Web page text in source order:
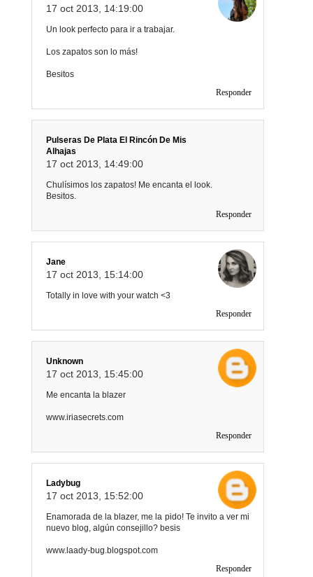
17 oct 2013, 14:19:00
Un look perfecto para ir a trabajar.
Los zapatos son lo más!
Besitos
Responder
Pulseras De Plata El Rincón De Mis
Alhajas
17 oct 2013, 14:49:00
Chulísimos los zapatos! Me encanta el look.
Besitos.
Responder
Jane
17 oct 2013, 15:14:00
Totally in love with your watch <3
Responder
Unknown
17 oct 2013, 15:45:00
Me encanta la blazer
www.iriasecrets.com
Responder
Ladybug
17 oct 2013, 15:52:00
Enamorada de la blazer, me la pido! Te invito a ver mi
nuevo blog, algún consejillo? besis
www.laady-bug.blogspot.com
Responder